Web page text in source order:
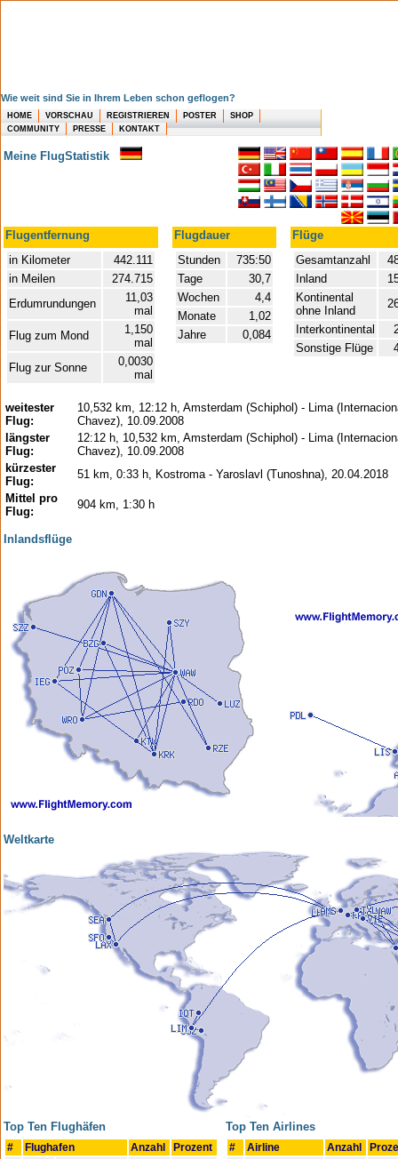
Wie weit sind Sie in Ihrem Leben schon geflogen?
HOME VORSCHAU REGISTRIEREN POSTER
SHOP
COMMUNITY
PRESSE KONTAKT
Meine FlugStatistik
Flugentfernung Flugdauer
Flüge
in Kilometer
442.111
in Meilen
274.715
Erdumrundungen
11,03
mal
Flug zum Mond
1,150
mal
Flug zur Sonne
0,0030
mal
Stunden
735:50
Tage
30,7
Wochen
4,4
Monate
1,02
Jahre
0,084
Gesamtanzahl
Inland
Kontinental
ohne Inland
Interkontinental
Sonstige Flüge
weitester
Flug:
10,532 km, 12:12 h, Amsterdam (Schiphol) - Lima
Chavez), 10.09.2008
längster
Flug:
12:12 h, 10,532 km, Amsterdam (Schiphol) - Lima
Chavez), 10.09.2008
kürzester
Flug:
51 km, 0:33 h, Kostroma - Yaroslavl (Tunoshna), 20.04.2018
Mittel pro
Flug:
904 km, 1:30 h
Inlandsflüge
Weltkarte
Top Ten Flughäfen
# Flughafen Anzahl Prozent
Top Ten Airlines
# Airline Anzahl